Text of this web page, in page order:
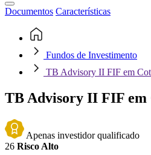
Documentos Características
Fundos de Investimento
TB Advisory II FIF em
TB Advisory II FIF em
Apenas investidor qualificado
26 Risco Alto